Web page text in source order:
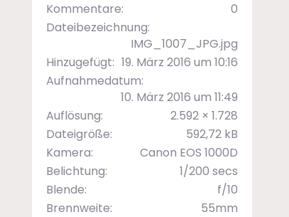
Kommentare
0
Dateibezeichnung
IMG_1007_JPG.jpg
Hinzugefügt
19. März 2016 um 10:16
Aufnahmedatum
10. März 2016 um 11:49
Auflösung
2.592 × 1.728
Dateigröße
592,72 kB
Kamera
Canon EOS 1000D
Belichtung
1/200 secs
Blende
f/10
Brennweite
55mm